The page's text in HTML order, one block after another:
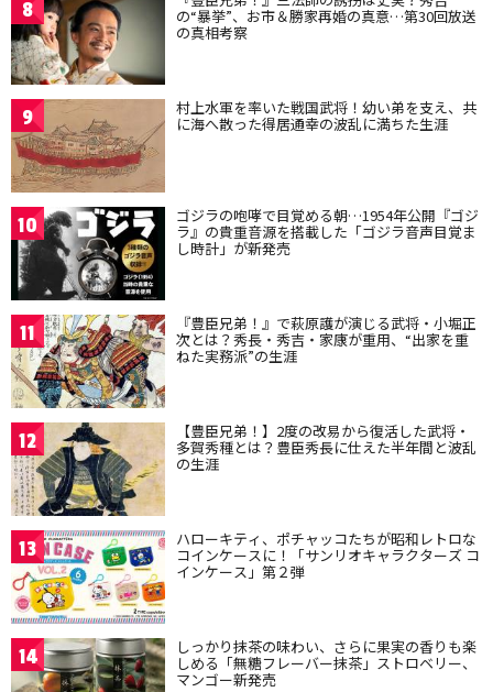
8 の“暴挙”、お市＆勝家再婚の真意…第30回放送
の真相考察
9 村上水軍を率いた戦国武将！幼い弟を支え、共
に海へ散った得居通幸の波乱に満ちた生涯
10 ゴジラの咆哮で目覚める朝…1954年公開『ゴジ
ラ』の貴重音源を搭載した「ゴジラ音声目覚ま
し時計」が新発売
11 『豊臣兄弟！』で萩原護が演じる武将・小堀正
次とは？秀長・秀吉・家康が重用、“出家を重
ねた実務派”の生涯
12 【豊臣兄弟！】2度の改易から復活した武将・
多賀秀種とは？豊臣秀長に仕えた半年間と波乱
の生涯
13 ハローキティ、ポチャッコたちが昭和レトロな
コインケースに！「サンリオキャラクターズ コ
インケース」第２弾
14 しっかり抹茶の味わい、さらに果実の香りも楽
しめる「無糖フレーバー抹茶」ストロベリー、
マンゴー新発売